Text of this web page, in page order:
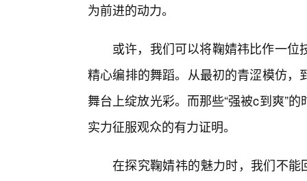
为前进的动力。
或许，我们可以将鞠婧祎比作一
精心编排的舞蹈。从最初的青涩模仿
舞台上绽放光彩。而那些“强被c到爽”
实力征服观众的有力证明。
在探究鞠婧祎的魅力时，我们不能